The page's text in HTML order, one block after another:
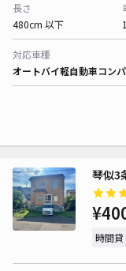
長さ
480cm 以下
対応車種
オートバイ軽自動車コン
琴似3
時間貸